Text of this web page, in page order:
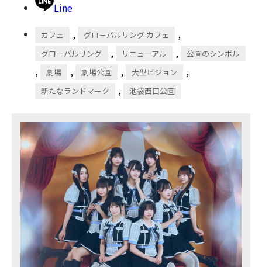
Line
カフェ , グロ－バルリング カフェ ,
グローバルリング , リニューアル , 公園のシンボル
, 劇場 , 劇場公園 , 大型ビジョン ,
新たなランドマーク , 池袋西口公園